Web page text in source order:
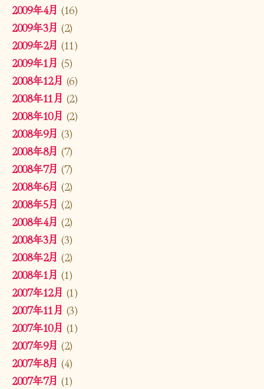
2009年4月 (16)
2009年3月 (2)
2009年2月 (11)
2009年1月 (5)
2008年12月 (6)
2008年11月 (2)
2008年10月 (2)
2008年9月 (3)
2008年8月 (7)
2008年7月 (7)
2008年6月 (2)
2008年5月 (2)
2008年4月 (2)
2008年3月 (3)
2008年2月 (2)
2008年1月 (1)
2007年12月 (1)
2007年11月 (3)
2007年10月 (1)
2007年9月 (2)
2007年8月 (4)
2007年7月 (1)